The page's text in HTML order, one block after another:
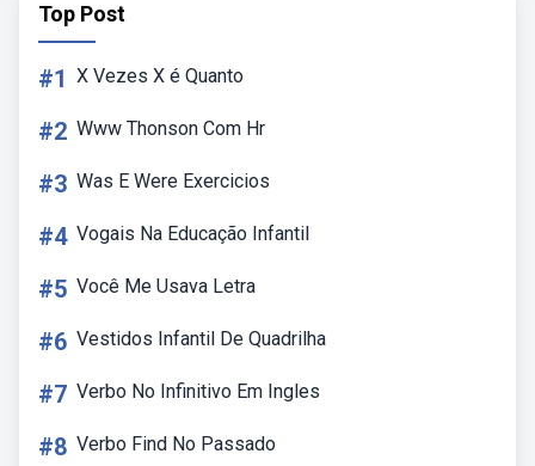
Top Post
#1 X Vezes X é Quanto
#2 Www Thonson Com Hr
#3 Was E Were Exercicios
#4 Vogais Na Educação Infantil
#5 Você Me Usava Letra
#6 Vestidos Infantil De Quadrilha
#7 Verbo No Infinitivo Em Ingles
#8 Verbo Find No Passado